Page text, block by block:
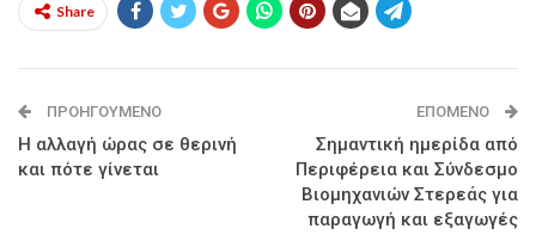
Share
ΠΡΟΗΓΟΎΜΕΝΟ
Η αλλαγή ώρας σε θερινή
και πότε γίνεται
ΕΠΌΜΕΝΟ
Σημαντική ημερίδα από
Περιφέρεια και Σύνδεσμο
Βιομηχανιών Στερεάς για
παραγωγή και εξαγωγές